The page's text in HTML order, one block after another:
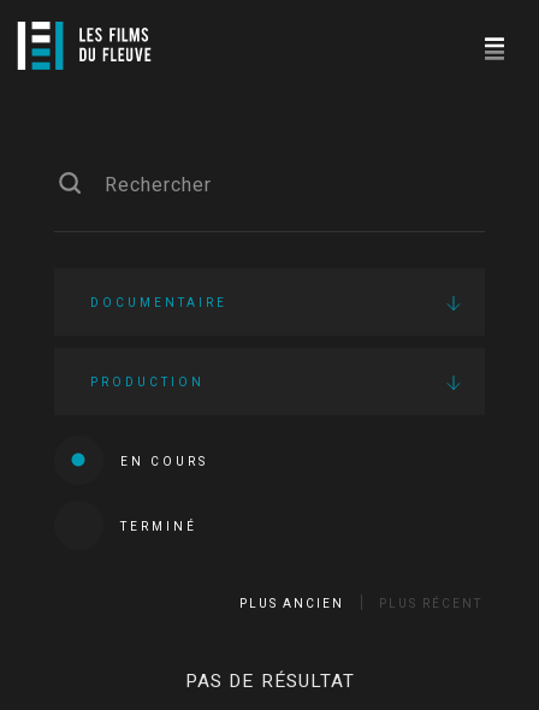
DOCUMENTAIRE
PRODUCTION
EN COURS
TERMINÉ
PLUS ANCIEN PLUS RÉCENT
PAS DE RÉSULTAT